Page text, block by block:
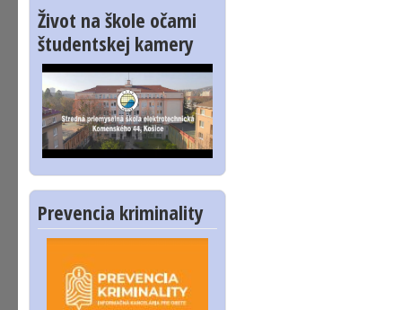
Život na škole očami
študentskej kamery
Prevencia kriminality